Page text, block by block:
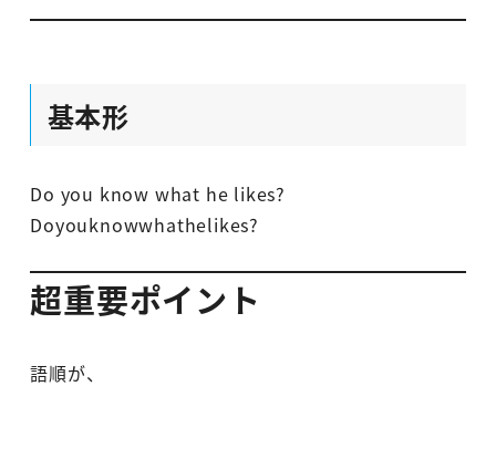
基本形
Do you know what he likes?
Doyouknowwhathelikes?
超重要ポイント
語順が、